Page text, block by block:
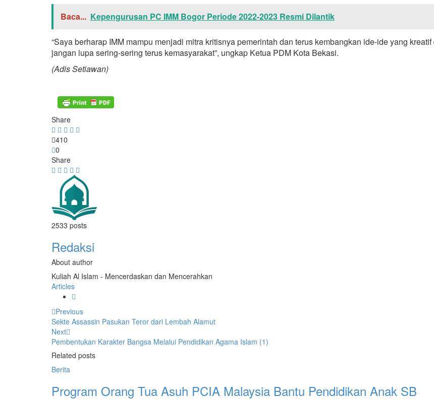
Baca... Kepengurusan PC IMM Bogor Periode 2022-2023 Resmi Dilantik
“Saya berharap IMM mampu menjadi mitra kritisnya pemerintah dan terus kembangkan ide-ide yang
jangan lupa sering-sering terus kemasyarakat”, ungkap Ketua PDM Kota Bekasi.
(Adis Setiawan)
Share
410
0
Share
2533 posts
Redaksi
About author
Kuliah Al Islam - Mencerdaskan dan Mencerahkan
Articles
Previous
Sekte Assassin Pasukan Teror dari Lembah Alamut
Next
Pembentukan Karakter Bangsa Melalui Pendidikan Agama Islam (1)
Related posts
Berita
Program Orang Tua Asuh PCIA Malaysia Bantu Pendidikan Anak SB